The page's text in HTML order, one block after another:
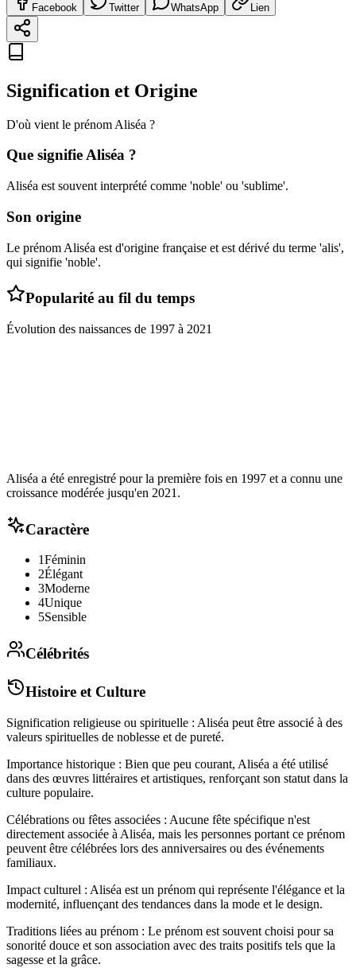
Facebook Twitter WhatsApp Lien
Signification et Origine
D'où vient le prénom Aliséa ?
Que signifieAliséa ?
Aliséa est souvent interprété comme 'noble' ou 'sublime'.
Son origine
Le prénom Aliséa est d'origine française et est dérivé du terme 'alis',
qui signifie 'noble'.
Popularité au fil du temps
Évolution des naissances de 1997 à 2021
Aliséa a été enregistré pour la première fois en 1997 et a connu une
croissance modérée jusqu'en 2021.
Caractère
1Féminin
2Élégant
3Moderne
4Unique
5Sensible
Célébrités
Histoire et Culture
Signification religieuse ou spirituelle : Aliséa peut être associé à des
valeurs spirituelles de noblesse et de pureté.
Importance historique : Bien que peu courant, Aliséa a été utilisé
dans des œuvres littéraires et artistiques, renforçant son statut dans la
culture populaire.
Célébrations ou fêtes associées : Aucune fête spécifique n'est
directement associée à Aliséa, mais les personnes portant ce prénom
peuvent être célébrées lors des anniversaires ou des événements
familiaux.
Impact culturel : Aliséa est un prénom qui représente l'élégance et la
modernité, influençant des tendances dans la mode et le design.
Traditions liées au prénom : Le prénom est souvent choisi pour sa
sonorité douce et son association avec des traits positifs tels que la
sagesse et la grâce.